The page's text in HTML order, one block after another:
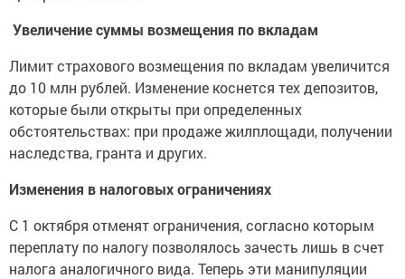
Увеличение суммы возмещения по вкладам
Лимит страхового возмещения по вкладам увеличится
до 10 млн рублей. Изменение коснется тех депозитов,
которые были открыты при определенных
обстоятельствах: при продаже жилплощади, получении
наследства, гранта и других.
Изменения в налоговых ограничениях
С 1 октября отменят ограничения, согласно которым
переплату по налогу позволялось зачесть лишь в счет
налога аналогичного вида. Теперь эти манипуляции